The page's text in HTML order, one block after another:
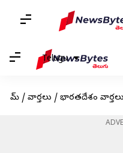
Telugu
హోమ్ / వార్తలు / భారతదేశం వార్తలు